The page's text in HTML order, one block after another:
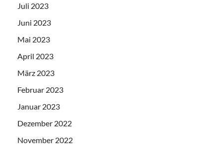
Juli 2023
Juni 2023
Mai 2023
April 2023
März 2023
Februar 2023
Januar 2023
Dezember 2022
November 2022